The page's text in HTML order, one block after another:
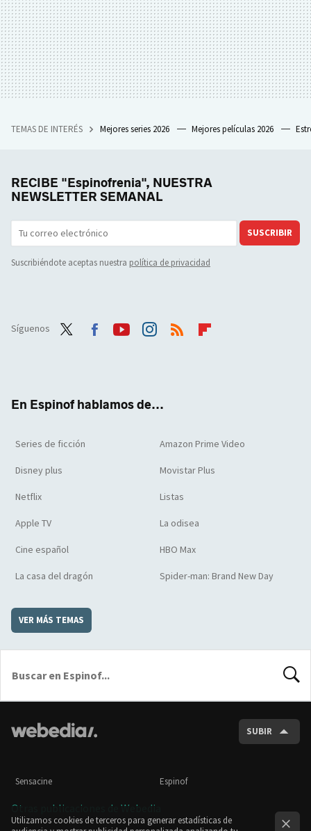
TEMAS DE INTERÉS Mejores series 2026 Mejores películas 2026
RECIBE "Espinofrenia", NUESTRA
NEWSLETTER SEMANAL
SUSCRIBIR
Suscribiéndote aceptas nuestra política de privacidad
Síguenos
En Espinof hablamos de...
Series de ficción Amazon Prime Video
Disney plus Movistar Plus
Netflix Listas
Apple TV La odisea
Cine español HBO Max
La casa del dragón Spider-man: Brand New Day
VER MÁS TEMAS
SUBIR
Sensacine Espinof
Otras publicaciones de Webedia
Utilizamos cookies de terceros para generar estadísticas de